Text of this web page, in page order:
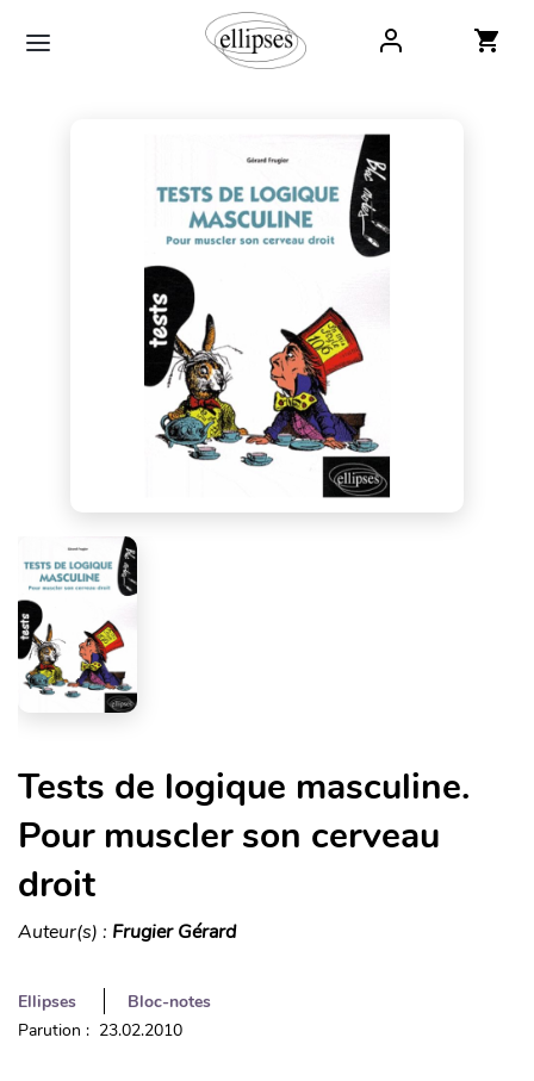
Tests de logique masculine.
Pour muscler son cerveau
droit
Auteur(s) : Frugier Gérard
Ellipses
Bloc-notes
Parution : 23.02.2010